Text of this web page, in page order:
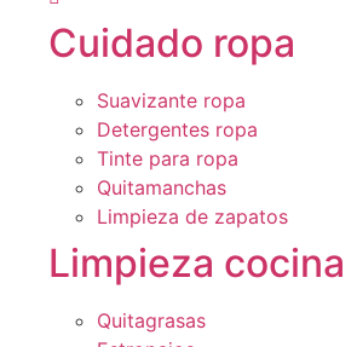
Cuidado ropa
Suavizante ropa
Detergentes ropa
Tinte para ropa
Quitamanchas
Limpieza de zapatos
Limpieza cocina
Quitagrasas